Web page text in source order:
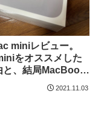
miniレビュー。
をオススメした
と、結局MacBook
しそうな理由。
2021.11.03